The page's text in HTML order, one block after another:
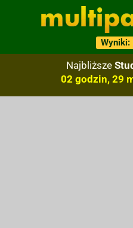
Wyniki:
Najbliższe
02 godzin, 29